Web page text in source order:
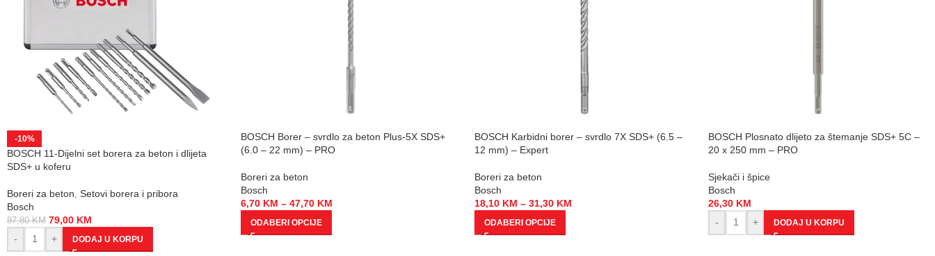
-10%
BOSCH 11-Dijelni set borera za beton i dlijeta
SDS+ u koferu
Boreri za beton Setovi borera i pribora
Bosch
87,80KM 79,00 KM
-
+ DODAJ U KORPU
BOSCH Borer – svrdlo za beton Plus-5X SDS+
(6.0 – 22 mm) – PRO
Boreri za beton
Bosch
6,70 KM – 47,70 KM
ODABERI OPCIJE
BOSCH Karbidni borer – svrdlo 7X SDS+ (6.5 –
12 mm) – Expert
Boreri za beton
Bosch
18,10 KM – 31,30 KM
ODABERI OPCIJE
BOSCH Plosnato dlijeto za štemanje SDS+ 5C –
20 x 250 mm – PRO
Sjekači i špice
Bosch
26,30 KM
-
+ DODAJ U KORPU